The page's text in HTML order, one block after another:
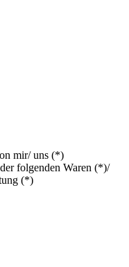
mir/ uns (*)
folgenden Waren (*)/
(*)